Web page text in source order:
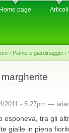
Home page Articoli
here
› Piante e giardinaggio ›
2011 - 5:27pm —
esponeva, tra gli
gialle in piena